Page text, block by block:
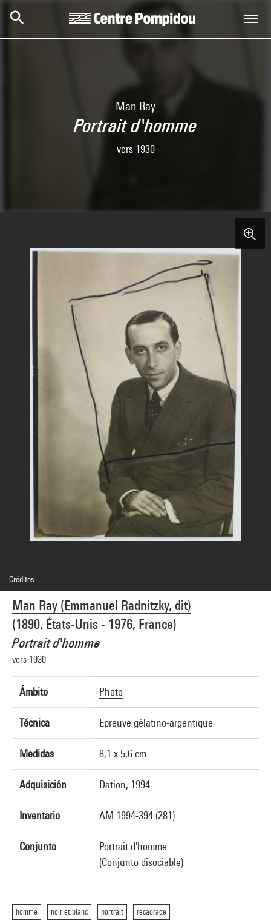
Man Ray
Portrait d'homme
vers 1930
Man Ray (Emmanuel Radnitzky, dit)
(1890, États-Unis - 1976, France)
Portrait d'homme
vers 1930
Ámbito Photo
Técnica Epreuve gélatino-argentique
Medidas 8,1 x 5,6 cm
Adquisición Dation, 1994
Inventario AM 1994-394 (281)
Conjunto
Portrait d'homme
(Conjunto disociable)
homme noir et blanc portrait recadrage
Créditos
© Man Ray Trust / Adagp, Paris
Créditos fotográficos : Centre Pompidou, MNAM-CCI/Service de la documentation
photographique du MNAM/Dist. GrandPalaisRmn
Referencia de la imagen : 4N12718
Difusión de la imagen :GrandPalaisRmnPhoto